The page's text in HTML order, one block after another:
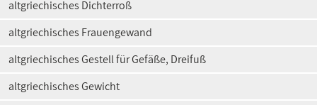
altgriechisches Dichterroß
altgriechisches Frauengewand
altgriechisches Gestell für Gefäße, Dreifuß
altgriechisches Gewicht